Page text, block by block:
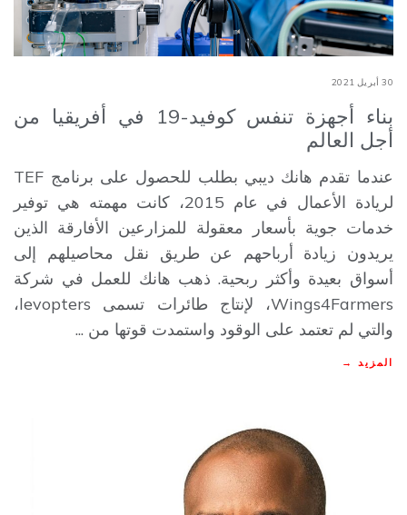
30 أبريل 2021
بناء أجهزة تنفس كوفيد-19 في أفريقيا من
أجل العالم
عندما تقدم هانك ديبي بطلب للحصول على برنامج TEF
لريادة الأعمال في عام 2015، كانت مهمته هي توفير
خدمات جوية بأسعار معقولة للمزارعين الأفارقة الذين
يريدون زيادة أرباحهم عن طريق نقل محاصيلهم إلى
أسواق بعيدة وأكثر ربحية. ذهب هانك للعمل في شركة
Wings4Farmers، لإنتاج طائرات تسمى levopters،
والتي لم تعتمد على الوقود واستمدت قوتها من ...
المزيد →